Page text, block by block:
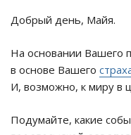
Добрый день, Майя.
На основании Вашего
в основе Вашего
И, возможно, к миру в
Подумайте, какие